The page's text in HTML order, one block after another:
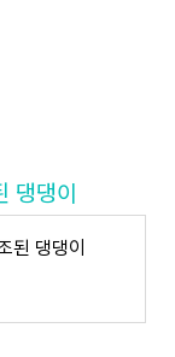
댕댕이
된 댕댕이